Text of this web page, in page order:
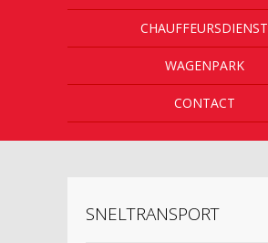
CHAUFFEURSDIENST
WAGENPARK
CONTACT
SNELTRANSPORT